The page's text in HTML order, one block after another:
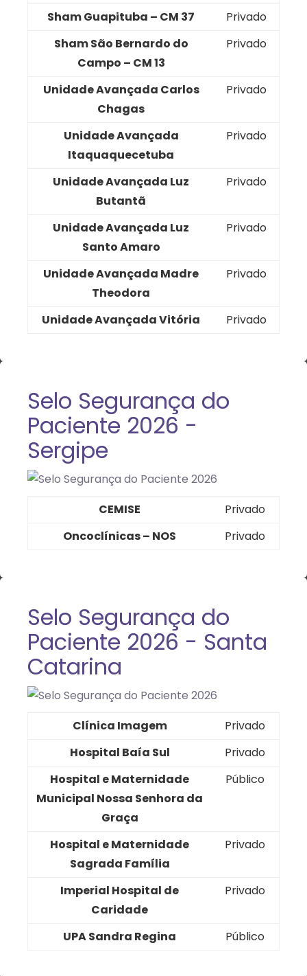
Sham Guapituba – CM 37
Privado
Sham São Bernardo do
Campo – CM 13
Privado
Unidade Avançada Carlos
Chagas
Privado
Unidade Avançada
Itaquaquecetuba
Privado
Unidade Avançada Luz
Butantã
Privado
Unidade Avançada Luz
Santo Amaro
Privado
Unidade Avançada Madre
Theodora
Privado
Unidade Avançada Vitória Privado
Selo Segurança do
Paciente 2026 -
Sergipe
CEMISE
Privado
Oncoclínicas – NOS
Privado
Selo Segurança do
Paciente 2026 - Santa
Catarina
Clínica Imagem
Privado
Hospital Baía Sul
Privado
Hospital e Maternidade
Municipal Nossa Senhora da
Graça
Público
Hospital e Maternidade
Sagrada Família
Privado
Imperial Hospital de
Caridade
Privado
UPA Sandra Regina Público